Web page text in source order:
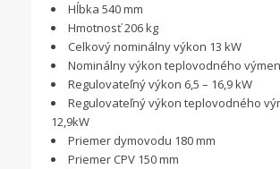
Hĺbka 540 mm
Hmotnosť 206 kg
Celkový nominálny výkon 13 kW
Nominálny výkon teplovodného
Regulovateľný výkon 6,5 – 16,9 kW
Regulovateľný výkon teplovodného
12,9kW
Priemer dymovodu 180 mm
Priemer CPV 150 mm